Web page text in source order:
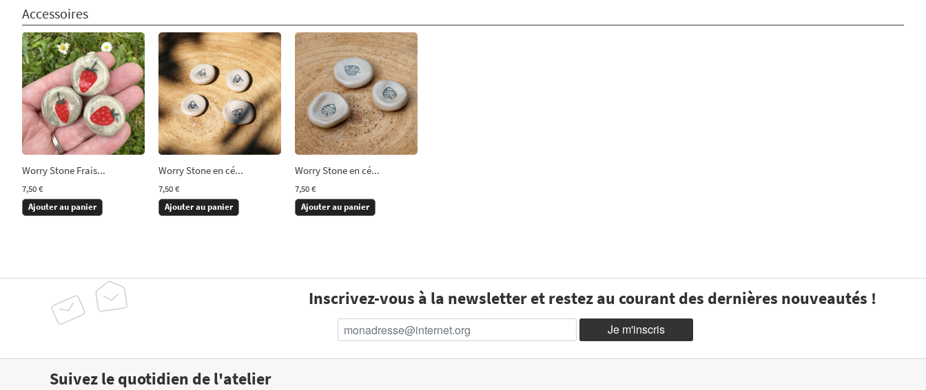
Accessoires
Worry Stone Frais...
7,50 €
Ajouter au panier
Worry Stone en cé...
7,50 €
Ajouter au panier
Worry Stone en cé...
7,50 €
Ajouter au panier
Inscrivez-vous à la newsletter et restez au courant des dernières nouveautés !
Suivez le quotidien de l'atelier